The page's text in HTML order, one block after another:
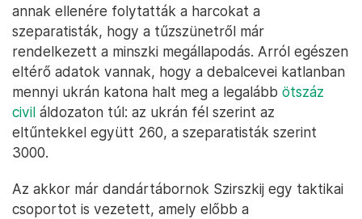
annak ellenére folytatták a harcokat a
szeparatisták, hogy a tűzszünetről már
rendelkezett a minszki megállapodás. Arról egészen
eltérő adatok vannak, hogy a debalcevei katlanban
mennyi ukrán katona halt meg a legalább ötszáz
civil áldozaton túl: az ukrán fél szerint az
eltűntekkel együtt 260, a szeparatisták szerint
3000.
Az akkor már dandártábornok Szirszkij egy taktikai
csoportot is vezetett, amely előbb a